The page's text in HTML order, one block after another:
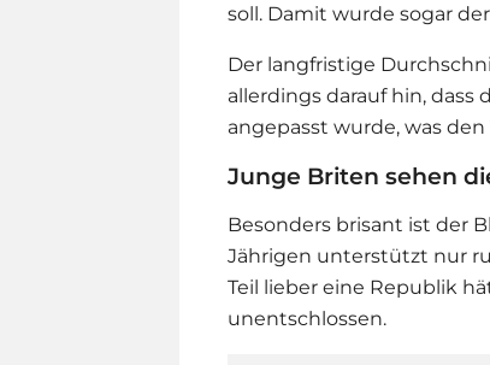
soll. Damit wurde sogar
Der langfristige
allerdings darauf hin,
angepasst wurde, was
Junge Briten sehen
Besonders brisant ist der
Jährigen unterstützt nur
Teil lieber eine Republik
unentschlossen.